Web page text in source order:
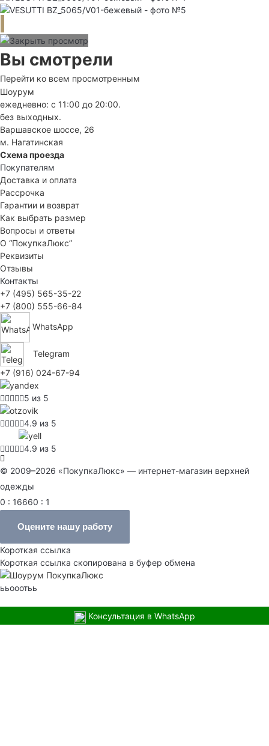
Вы смотрели
Перейти ко всем просмотренным
Шоурум
ежедневно: с 11:00 до 20:00.
без выходных.
Варшавское шоссе, 26
м. Нагатинская
Схема проезда
Покупателям
Доставка и оплата
Рассрочка
Гарантии и возврат
Как выбрать размер
Вопросы и ответы
О “ПокупкаЛюкс”
Реквизиты
Отзывы
Контакты
+7 (495) 565-35-22
+7 (800) 555-66-84
WhatsApp
Telegram
+7 (916) 024-67-94
5 из 5
4.9 из 5
4.9 из 5
© 2009–2026 «ПокупкаЛюкс» — интернет-магазин верхней
одежды
0 : 16660 : 1
Оцените нашу работу
Короткая ссылка
Короткая ссылка скопирована в буфер обмена
ььооотьь
Консультация в WhatsApp